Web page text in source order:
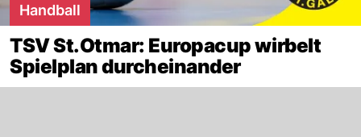
Handball
TSV St.Otmar: Europacup wirbelt
Spielplan durcheinander